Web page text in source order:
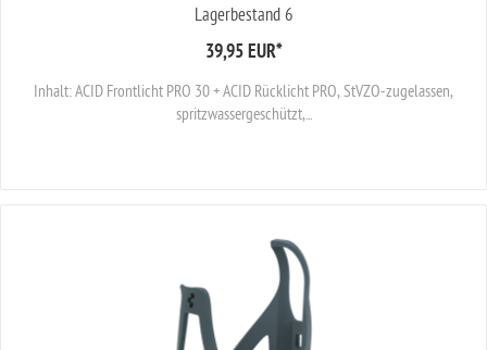
Lagerbestand 6
39,95 EUR*
Inhalt: ACID Frontlicht PRO 30 + ACID Rücklicht PRO, StVZO-zugelassen,
spritzwassergeschützt,...